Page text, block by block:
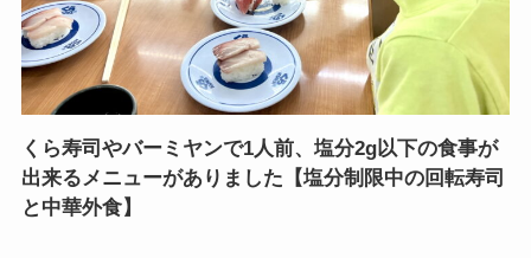
くら寿司やバーミヤンで1人前、塩分2g以下の食事が
出来るメニューがありました【塩分制限中の回転寿司
と中華外食】